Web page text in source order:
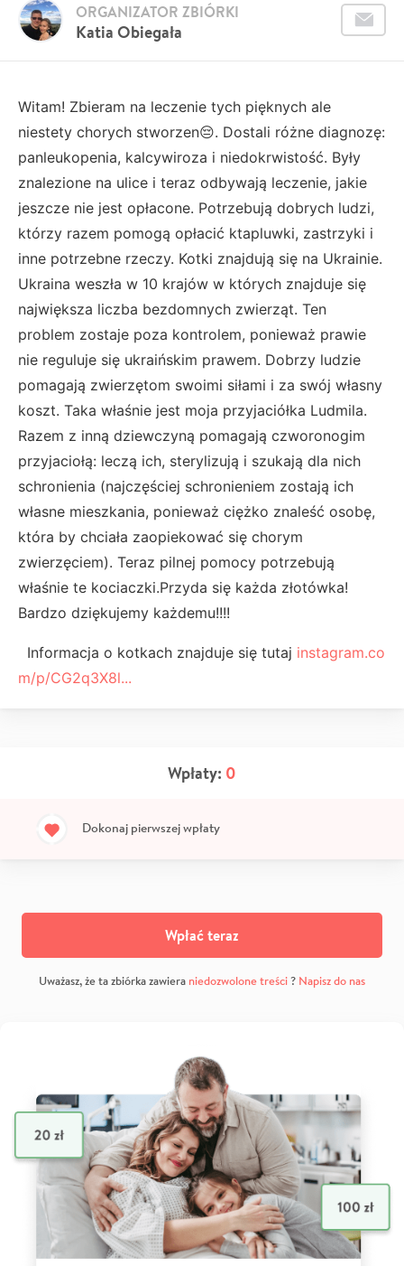
Katia Obiegała
ORGANIZATOR ZBIÓRKI
Witam! Zbieram na leczenie tych pięknych ale
niestety chorych stworzen😔. Dostali różne diagnozę:
panleukopenia, kalcywiroza i niedokrwistość. Były
znalezione na ulice i teraz odbywają leczenie, jakie
jeszcze nie jest opłacone. Potrzebują dobrych ludzi,
którzy razem pomogą opłacić ktapluwki, zastrzyki i
inne potrzebne rzeczy. Kotki znajdują się na Ukrainie.
Ukraina weszła w 10 krajów w których znajduje się
największa liczba bezdomnych zwierząt. Ten
problem zostaje poza kontrolem, ponieważ prawie
nie reguluje się ukraińskim prawem. Dobrzy ludzie
pomagają zwierzętom swoimi siłami i za swój własny
koszt. Taka właśnie jest moja przyjaciółka Ludmila.
Razem z inną dziewczyną pomagają czworonogim
przyjaciołą: leczą ich, sterylizują i szukają dla nich
schronienia (najczęściej schronieniem zostają ich
własne mieszkania, ponieważ ciężko znaleść osobę,
która by chciała zaopiekować się chorym
zwierzęciem). Teraz pilnej pomocy potrzebują
właśnie te kociaczki.Przyda się każda złotówka!
Bardzo dziękujemy każdemu!!!!
Informacja o kotkach znajduje się tutaj instagram.co
m/p/CG2q3X8l...
Wpłaty: 0
Dokonaj pierwszej wpłaty
Wpłać teraz
Uważasz, że ta zbiórka zawiera niedozwolone treści? Napisz do nas